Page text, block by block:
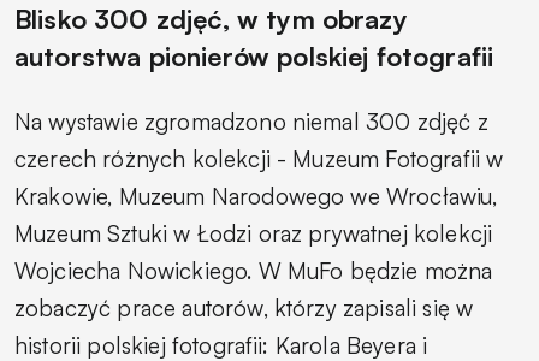
Blisko 300 zdjęć, w tym obrazy
autorstwa pionierów polskiej fotografii
Na wystawie zgromadzono niemal 300 zdjęć z
czerech różnych kolekcji - Muzeum Fotografii w
Krakowie, Muzeum Narodowego we Wrocławiu,
Muzeum Sztuki w Łodzi oraz prywatnej kolekcji
Wojciecha Nowickiego. W MuFo będzie można
zobaczyć prace autorów, którzy zapisali się w
historii polskiej fotografii: Karola Beyera i